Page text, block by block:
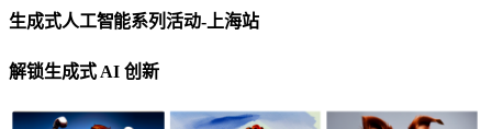
生成式人工智能系列活动-上海站
解锁生成式 AI 创新